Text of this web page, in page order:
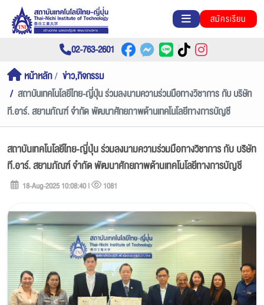
สมัครเรียน
02-763-2601
หน้าหลัก
ข่าว,กิจกรรม
สถาบันเทคโนโลยีไทย-ญี่ปุ่น ร่วมลงนามความร่วมมือทางวิชาการ กับ บริษัท
ที.อาร์. สยามภัณฑ์ จำกัด พัฒนาศักยภาพด้านเทคโนโลยีทางการบัญชี
สถาบันเทคโนโลยีไทย-ญี่ปุ่น ร่วมลงนามความร่วมมือทางวิชาการ กับ บริษัท
ที.อาร์. สยามภัณฑ์ จำกัด พัฒนาศักยภาพด้านเทคโนโลยีทางการบัญชี
18-Aug-2025 10:08:40 | 1081